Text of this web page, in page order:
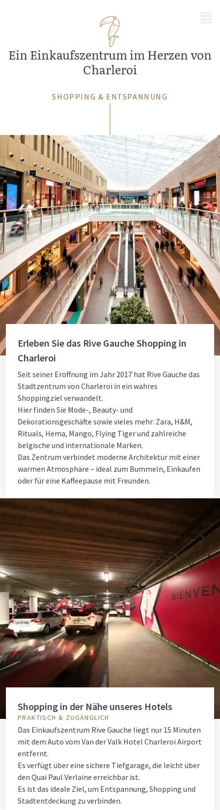
Ein Einkaufszentrum im Herzen von
Charleroi
SHOPPING & ENTSPANNUNG
Erleben Sie das Rive Gauche Shopping in
Charleroi
Seit seiner Eröffnung im Jahr 2017 hat Rive Gauche das
Stadtzentrum von Charleroi in ein wahres
Shoppingziel verwandelt.
Hier finden Sie Mode-, Beauty- und
Dekorationsgeschäfte sowie vieles mehr: Zara, H&M,
Rituals, Hema, Mango, Flying Tiger und zahlreiche
belgische und internationale Marken.
Das Zentrum verbindet moderne Architektur mit einer
warmen Atmosphäre – ideal zum Bummeln, Einkaufen
oder für eine Kaffeepause mit Freunden.
Shopping in der Nähe unseres Hotels
PRAKTISCH & ZUGÄNGLICH
Das Einkaufszentrum Rive Gauche liegt nur 15 Minuten
mit dem Auto vom Van der Valk Hotel Charleroi Airport
entfernt.
Es verfügt über eine sichere Tiefgarage, die leicht über
den Quai Paul Verlaine erreichbar ist.
Es ist das ideale Ziel, um Entspannung, Shopping und
Stadtentdeckung zu verbinden.